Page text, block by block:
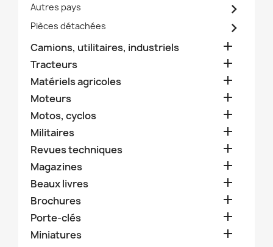
Autres pays 
Pièces détachées 
Camions, utilitaires, industriels 
Tracteurs 
Matériels agricoles 
Moteurs 
Motos, cyclos 
Militaires 
Revues techniques 
Magazines 
Beaux livres 
Brochures 
Porte-clés 
Miniatures 